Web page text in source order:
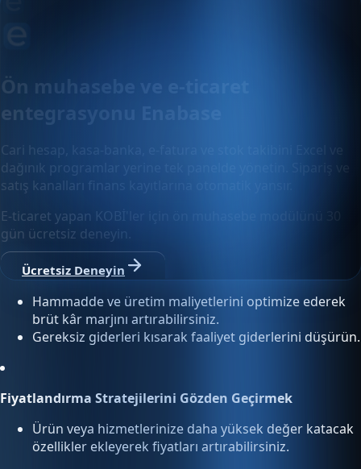
Ön muhasebe ve e-ticaret
entegrasyonu Enabase
Cari hesap, kasa-banka, e-fatura ve stok takibini Excel ve
dağınık programlar yerine tek panelde yönetin. Sipariş ve
satış kanalları finans kayıtlarına otomatik yansır.
E-ticaret yapan KOBİ'ler için ön muhasebe modülünü 30
gün ücretsiz deneyin.
Ücretsiz Deneyin
Hammadde ve üretim maliyetlerini optimize ederek
brüt kâr marjını artırabilirsiniz.
Gereksiz giderleri kısarak faaliyet giderlerini düşürün.
Fiyatlandırma Stratejilerini Gözden Geçirmek
Ürün veya hizmetlerinize daha yüksek değer katacak
özellikler ekleyerek fiyatları artırabilirsiniz.